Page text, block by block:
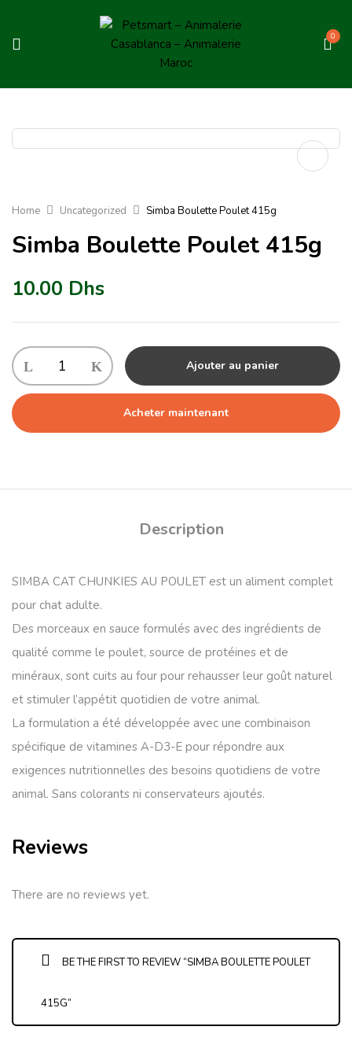
0
Home Uncategorized Simba Boulette Poulet 415g
Simba Boulette Poulet 415g
10.00 Dhs
Ajouter au panier
Acheter maintenant
Description
SIMBA CAT CHUNKIES AU POULET est un aliment complet
pour chat adulte.
Des morceaux en sauce formulés avec des ingrédients de
qualité comme le poulet, source de protéines et de
minéraux, sont cuits au four pour rehausser leur goût naturel
et stimuler l’appétit quotidien de votre animal.
La formulation a été développée avec une combinaison
spécifique de vitamines A-D3-E pour répondre aux
exigences nutritionnelles des besoins quotidiens de votre
animal. Sans colorants ni conservateurs ajoutés.
Reviews
There are no reviews yet.
BE THE FIRST TO REVIEW “SIMBA BOULETTE POULET
415G”